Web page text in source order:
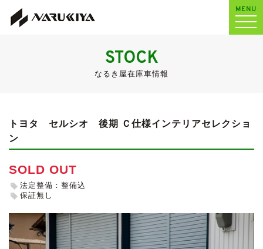
MENU
STOCK
なるき屋在庫車情報
トヨタ セルシオ 後期 Ｃ仕様インテリアセレクショ
ン
SOLD OUT
法定整備：整備込
保証無し